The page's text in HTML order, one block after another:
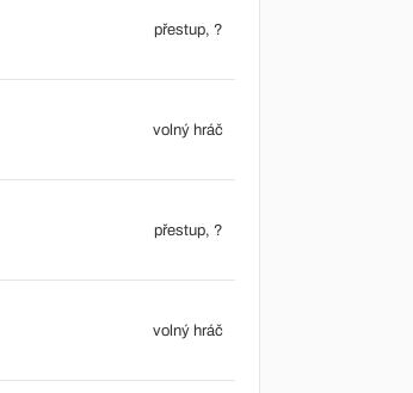
přestup, ?
volný hráč
přestup, ?
volný hráč